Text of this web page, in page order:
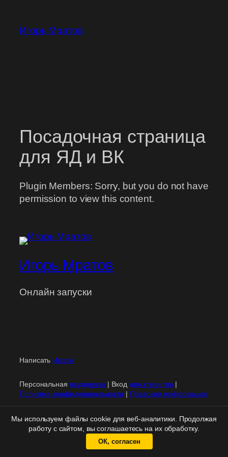
Мы используем файлы cookie для веб-аналитики. Продолжая
работу с сайтом, вы соглашаетесь на их обработку.
ОК, согласен
содержимому
Игорь Мратов
Посадочная страница
для ЯД и ВК
Plugin Members: Sorry, but you do not have
permission to view this content.
Игорь Мратов
Онлайн запуски
Написать Игорю
Персональная поддержка| Входдля клиентов|
Политика конфиденциальности | Правовая информация